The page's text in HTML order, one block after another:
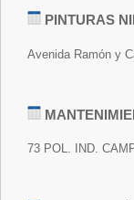
PINTURAS
Avenida Ramón y
73 POL. IND.